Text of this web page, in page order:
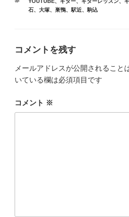
ゴ
リ
グ
石、 大塚、 巣鴨、 駅近、 駒込
コメントを残す
メールアドレスが公開されること
いている欄は必須項目です
コメント ※